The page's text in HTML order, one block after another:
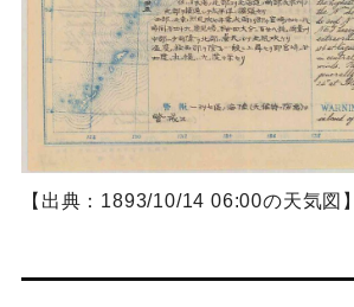
【出典：1893/10/14 06:00の天気図】